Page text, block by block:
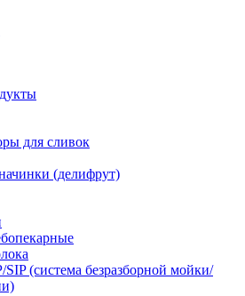
для сливок
(делифрут)
(система безразборной мойки/